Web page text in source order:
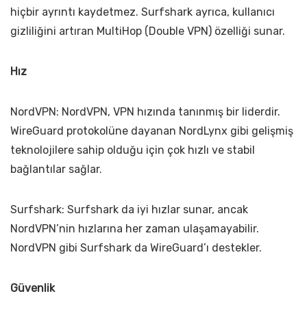
hiçbir ayrıntı kaydetmez. Surfshark ayrıca, kullanıcı
gizliliğini artıran MultiHop (Double VPN) özelliği sunar.
Hız
NordVPN: NordVPN, VPN hızında tanınmış bir liderdir.
WireGuard protokolüne dayanan NordLynx gibi gelişmiş
teknolojilere sahip olduğu için çok hızlı ve stabil
bağlantılar sağlar.
Surfshark: Surfshark da iyi hızlar sunar, ancak
NordVPN’nin hızlarına her zaman ulaşamayabilir.
NordVPN gibi Surfshark da WireGuard’ı destekler.
Güvenlik